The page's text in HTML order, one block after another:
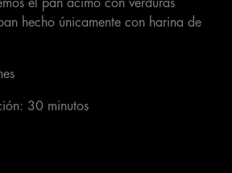
el pan ácimo con verduras
hecho únicamente con harina de
30 minutos